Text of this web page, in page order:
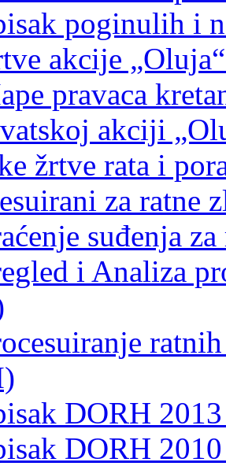
poginulih i
akcije
pravaca
akciji
žrtve rata i
za ratne
suđenja
i Analiza
DORH
DORH